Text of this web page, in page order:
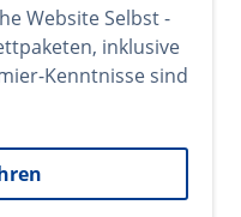
Website Selbst -
inklusive
Kenntnisse sind